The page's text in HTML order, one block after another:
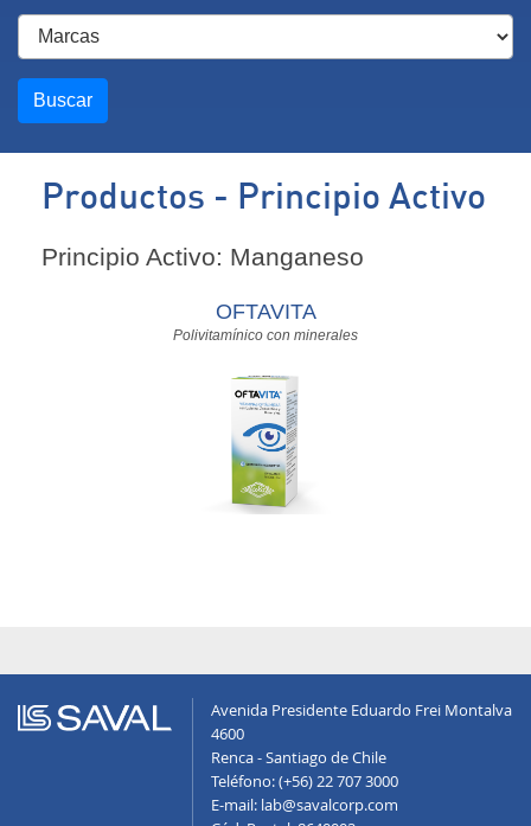
Buscar
Productos - Principio Activo
Principio Activo: Manganeso
OFTAVITA
Polivitamínico con minerales
Avenida Presidente Eduardo Frei Montalva
4600
Renca - Santiago de Chile
Teléfono: (+56) 22 707 3000
E-mail: lab@savalcorp.com